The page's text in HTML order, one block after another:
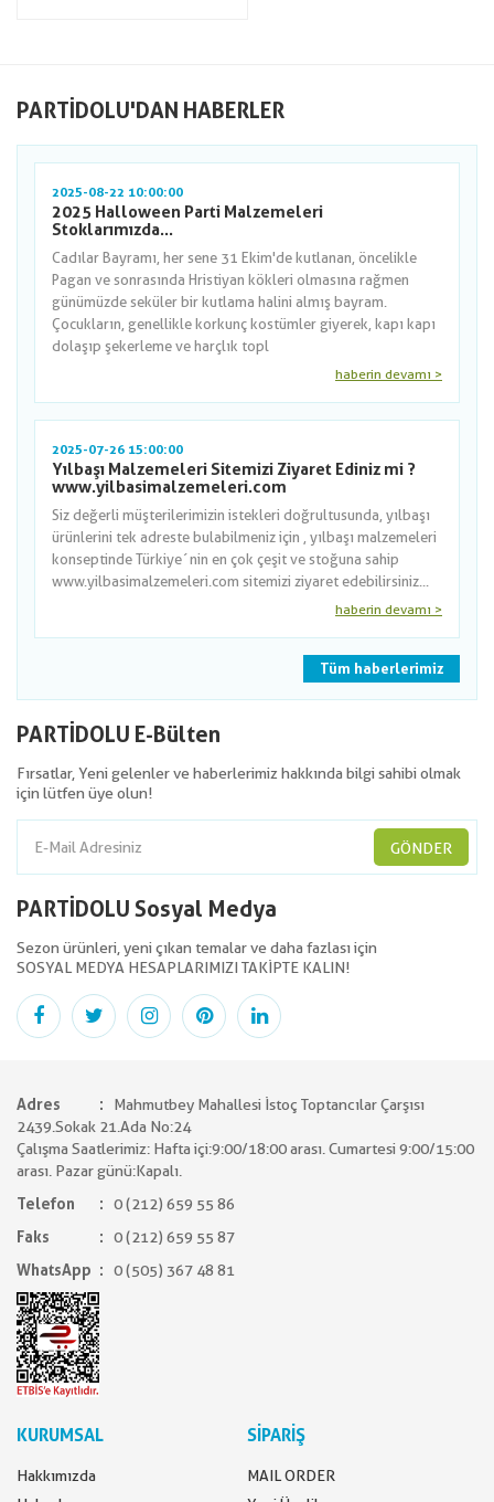
PARTIDOLU'DAN HABERLER
2025-08-22 10:00:00
2025 Halloween Parti Malzemeleri
Stoklarımızda...
Cadılar Bayramı, her sene 31 Ekim'de kutlanan, öncelikle
Pagan ve sonrasında Hristiyan kökleri olmasına rağmen
günümüzde seküler bir kutlama halini almış bayram.
Çocukların, genellikle korkunç kostümler giyerek, kapı kapı
dolaşıp şekerleme ve harçlık topl
haberin devamı >
2025-07-26 15:00:00
Yılbaşı Malzemeleri Sitemizi Ziyaret Ediniz mi ?
www.yilbasimalzemeleri.com
Siz değerli müşterilerimizin istekleri doğrultusunda, yılbaşı
ürünlerini tek adreste bulabilmeniz için , yılbaşı malzemeleri
konseptinde Türkiye´nin en çok çeşit ve stoğuna sahip
www.yilbasimalzemeleri.com sitemizi ziyaret edebilirsiniz...
haberin devamı >
Tüm haberlerimiz
PARTİDOLU E-Bülten
Fırsatlar, Yeni gelenler ve haberlerimiz hakkında bilgi sahibi olmak
için lütfen üye olun!
GÖNDER
PARTİDOLU Sosyal Medya
Sezon ürünleri, yeni çıkan temalar ve daha fazlası için
SOSYAL MEDYA HESAPLARIMIZI TAKİPTE KALIN!
Adres
Mahmutbey Mahallesi İstoç Toptancılar Çarşısı
2439.Sokak 21.Ada No:24
Çalışma Saatlerimiz: Hafta içi:9:00/18:00 arası. Cumartesi 9:00/15:00
arası. Pazar günü:Kapalı.
Telefon
0 (212) 659 55 86
Faks
0 (212) 659 55 87
WhatsApp
0 (505) 367 48 81
KURUMSAL
Hakkımızda
SİPARİŞ
MAIL ORDER